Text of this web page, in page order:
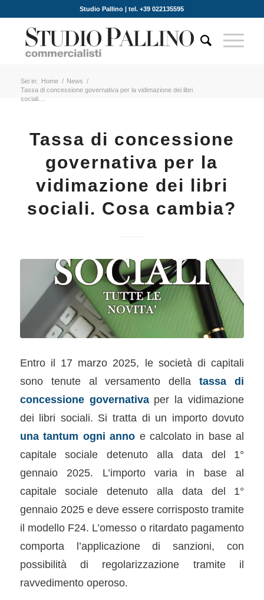
Studio Pallino | tel. +39 022135595
Sei in: Home / News /
Tassa di concessione governativa per la vidimazione dei libri
sociali....
Tassa di concessione
governativa per la
vidimazione dei libri
sociali. Cosa cambia?
Entro il 17 marzo 2025, le società di capitali
sono tenute al versamento dellatassa di
concessione governativaper la vidimazione
dei libri sociali. Si tratta di un importo dovuto
una tantum ogni anno e calcolato in base al
capitale sociale detenuto alla data del 1°
gennaio 2025. L’importo varia in base al
capitale sociale detenuto alla data del 1°
gennaio 2025 e deve essere corrisposto tramite
il modello F24. L’omesso o ritardato pagamento
comporta l’applicazione di sanzioni, con
possibilità di regolarizzazione tramite il
ravvedimento operoso.